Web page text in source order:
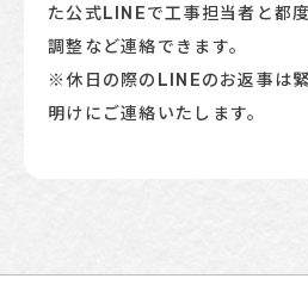
た公式LINEで工事担当者と都
調整など連絡できます。
​​​​​​​※休日の際のLINEのお返事は
明けにご連絡いたします。